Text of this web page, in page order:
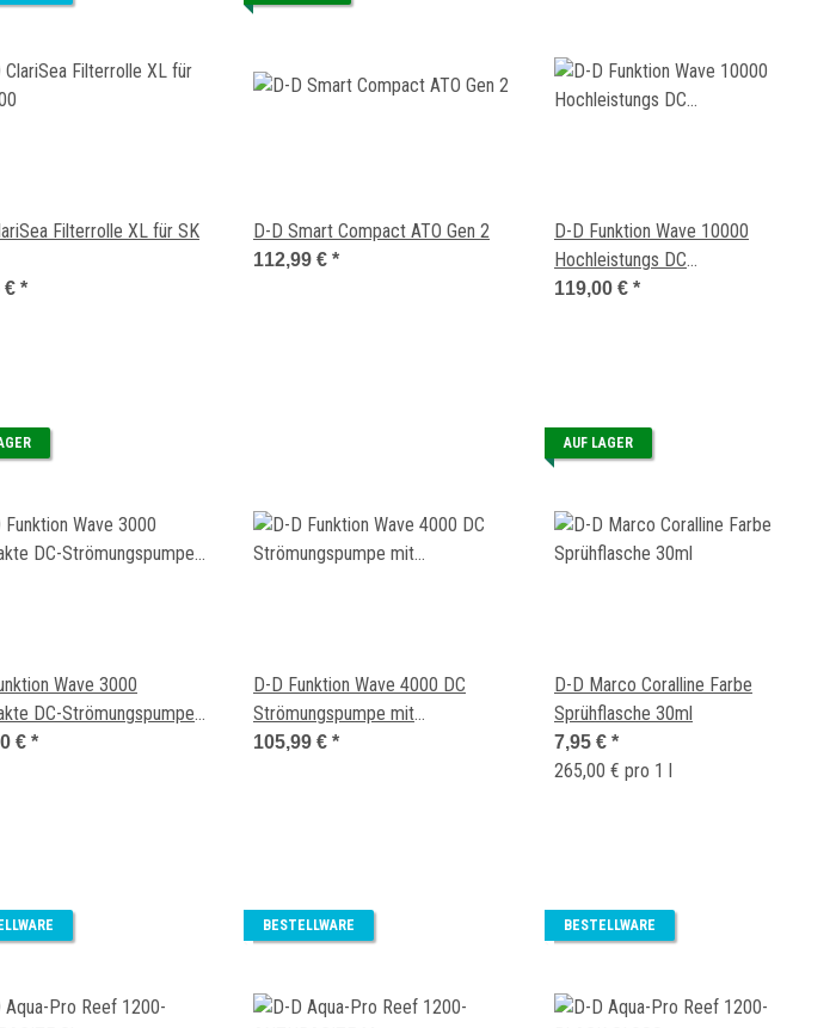
Filterrolle XL für SK
€ *
D-D Smart Compact ATO Gen 2
112,99 € *
D-D Funktion Wave 10000
Hochleistungs DC
Strömungspumpe 10.000 l/h 20 W
119,00 € *
Wave 3000
DC-Strömungspumpe
Controller, 3000 l/h, 7W
€ *
D-D Funktion Wave 4000 DC
Strömungspumpe mit
Digitalcontroller 4000 l/h, 10 W
105,99 € *
AUF LAGER
D-D Marco Coralline Farbe
Sprühflasche 30ml
7,95 € *
265,00 € pro 1 l
BESTELLWARE BESTELLWARE